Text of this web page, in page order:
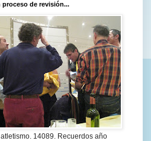
proceso de revisión...
atletismo. 14089. Recuerdos año